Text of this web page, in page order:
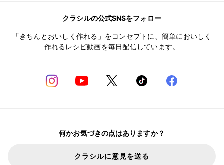
クラシルの公式SNSをフォロー
「きちんとおいしく作れる」をコンセプトに、簡単においしく
作れるレシピ動画を毎日配信しています。
何かお気づきの点はありますか？
クラシルに意見を送る